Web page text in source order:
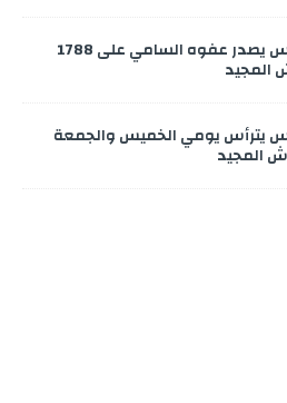
جلالة الملك محمد السادس يصدر عفوه السامي على 1788
المجيد
يترأس يومي الخميس والجمعة
المجيد